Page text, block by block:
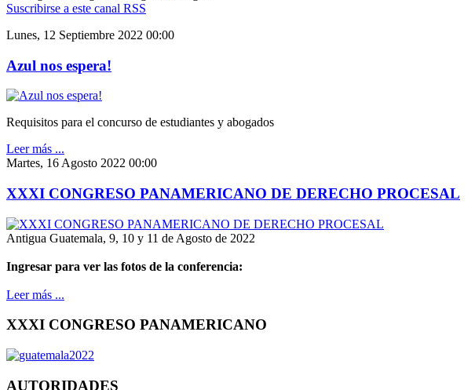
Suscribirse a este canal RSS
Lunes, 12 Septiembre 2022 00:00
Azul nos espera!
Requisitos para el concurso de estudiantes y abogados
Leer más ...
Martes, 16 Agosto 2022 00:00
XXXI CONGRESO PANAMERICANO DE DERECHO PROCESAL
Antigua Guatemala, 9, 10 y 11 de Agosto de 2022
Ingresar para ver las fotos de la conferencia:
Leer más ...
XXXI CONGRESO PANAMERICANO
AUTORIDADES